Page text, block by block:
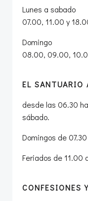
Lunes a sabado
07.00, 11.00 y
Domingo
08.00, 09.00,
EL SANTUARIO
desde las 06.30
sábado.
Domingos de
Feriados de 11.00
CONFESIONES